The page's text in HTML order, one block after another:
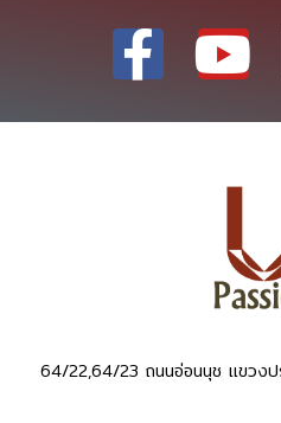
64/22,64/23 ถนนอ่อนนุช แขวงป